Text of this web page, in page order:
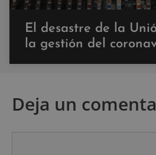
El desastre de la
la gestión del
Deja un